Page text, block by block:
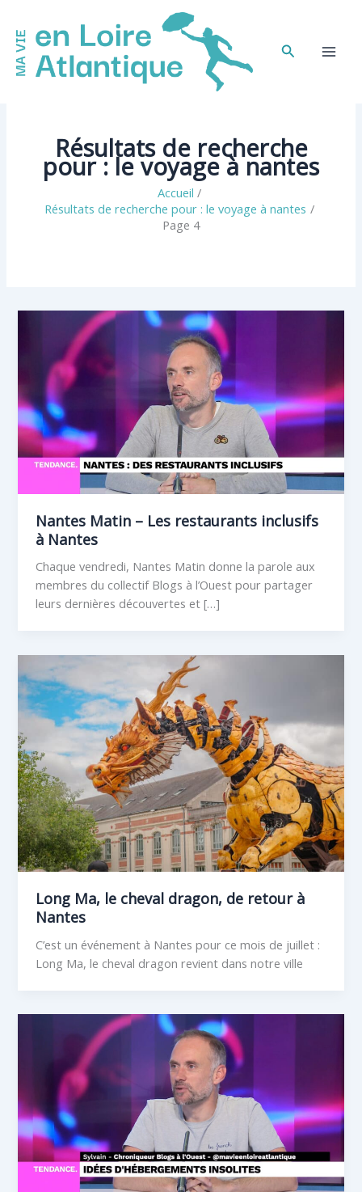
contenu
Rechercher
Résultats de recherche
pour :le voyage à nantes
Accueil
Résultats de recherche pour : le voyage à nantes
Page 4
Nantes Matin – Les restaurants inclusifs
à Nantes
Chaque vendredi, Nantes Matin donne la parole aux
membres du collectif Blogs à l’Ouest pour partager
leurs dernières découvertes et […]
Long Ma, le cheval dragon, de retour à
Nantes
C’est un événement à Nantes pour ce mois de juillet :
Long Ma, le cheval dragon revient dans notre ville